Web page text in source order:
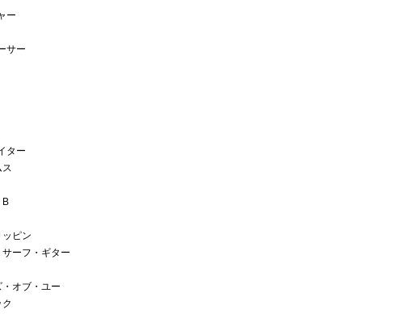
ー
サー
ター
B
ピン
ーフ・ギター
オブ・ユー